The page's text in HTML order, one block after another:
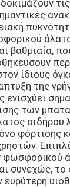
βαθμιαία,
ίδιους
της
ενισχύει
των
σιδήρου
φόρτισης
συνεχώς,
ευρύτερη